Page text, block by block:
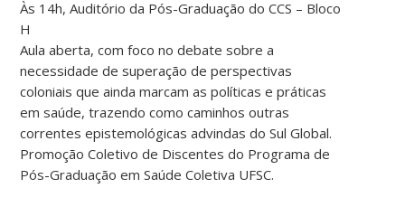
Às 14h, Auditório da Pós-Graduação do CCS – Bloco
H
Aula aberta, com foco no debate sobre a
necessidade de superação de perspectivas
coloniais que ainda marcam as políticas e práticas
em saúde, trazendo como caminhos outras
correntes epistemológicas advindas do Sul Global.
Promoção Coletivo de Discentes do Programa de
Pós-Graduação em Saúde Coletiva UFSC.